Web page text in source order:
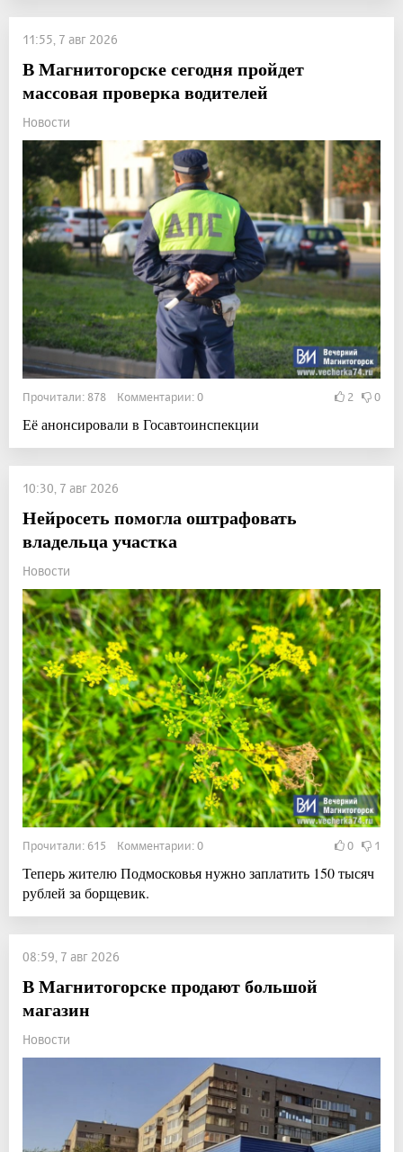
11:55, 7 авг 2026
В Магнитогорске сегодня пройдет
массовая проверка водителей
Новости
Прочитали: 878 Комментарии: 0 2 0
Её анонсировали в Госавтоинспекции
10:30, 7 авг 2026
Нейросеть помогла оштрафовать
владельца участка
Новости
Прочитали: 615 Комментарии: 0 0 1
Теперь жителю Подмосковья нужно заплатить 150 тысяч
рублей за борщевик.
08:59, 7 авг 2026
В Магнитогорске продают большой
магазин
Новости